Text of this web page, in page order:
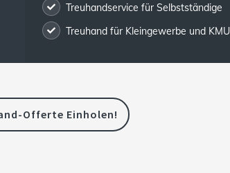
Treuhandservice für Selbstständige
Treuhand für Kleingewerbe und KMU
Offerte Einholen!